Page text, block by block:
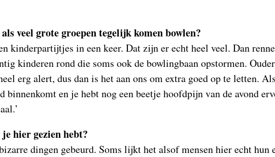
veel grote groepen tegelijk komen bowlen?
kinderpartijtjes in een keer. Dat zijn er echt heel veel. Dan
kinderen rond die soms ook de bowlingbaan opstormen.
erg alert, dus dan is het aan ons om extra goed op te letten.
binnenkomt en je hebt nog een beetje hoofdpijn van de avond
hier gezien hebt?
dingen gebeurd. Soms lijkt het alsof mensen hier echt hun